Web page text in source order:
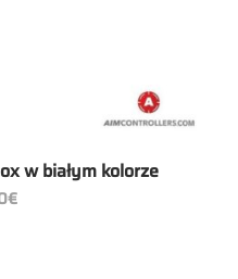
w białym kolorze
€